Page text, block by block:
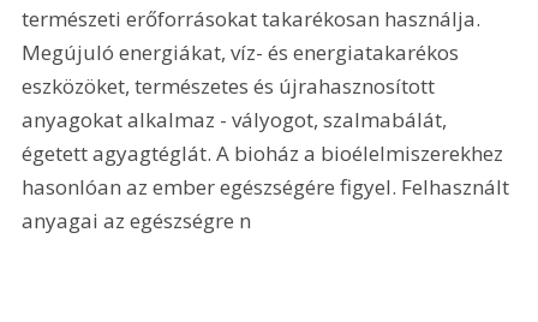
természeti erőforrásokat takarékosan használja.
Megújuló energiákat, víz- és energiatakarékos
eszközöket, természetes és újrahasznosított
anyagokat alkalmaz - vályogot, szalmabálát,
égetett agyagtéglát. A bioház a bioélelmiszerekhez
hasonlóan az ember egészségére figyel. Felhasznált
anyagai az egészségre n